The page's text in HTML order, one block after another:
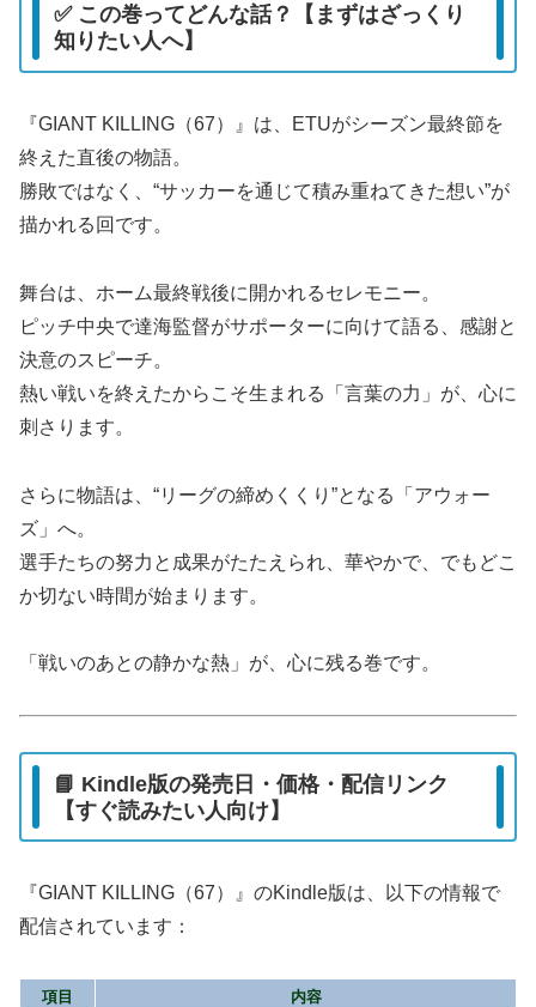
✅ この巻ってどんな話？【まずはざっくり
知りたい人へ】
『GIANT KILLING（67）』は、ETUがシーズン最終節を
終えた直後の物語。
勝敗ではなく、“サッカーを通じて積み重ねてきた想い”が
描かれる回です。
舞台は、ホーム最終戦後に開かれるセレモニー。
ピッチ中央で達海監督がサポーターに向けて語る、感謝と
決意のスピーチ。
熱い戦いを終えたからこそ生まれる「言葉の力」が、心に
刺さります。
さらに物語は、“リーグの締めくくり”となる「アウォー
ズ」へ。
選手たちの努力と成果がたたえられ、華やかで、でもどこ
か切ない時間が始まります。
「戦いのあとの静かな熱」が、心に残る巻です。
📘 Kindle版の発売日・価格・配信リンク
【すぐ読みたい人向け】
『GIANT KILLING（67）』のKindle版は、以下の情報で
配信されています：
項目
内容